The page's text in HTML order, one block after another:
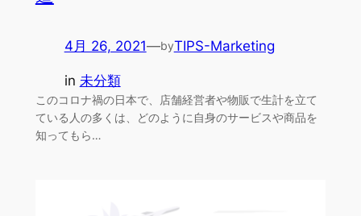
4月 26, 2021—byTIPS-Marketing
in 未分類
このコロナ禍の日本で、店舗経営者や物販で生計を立て
ている人の多くは、どのように自身のサービスや商品を
知ってもら…